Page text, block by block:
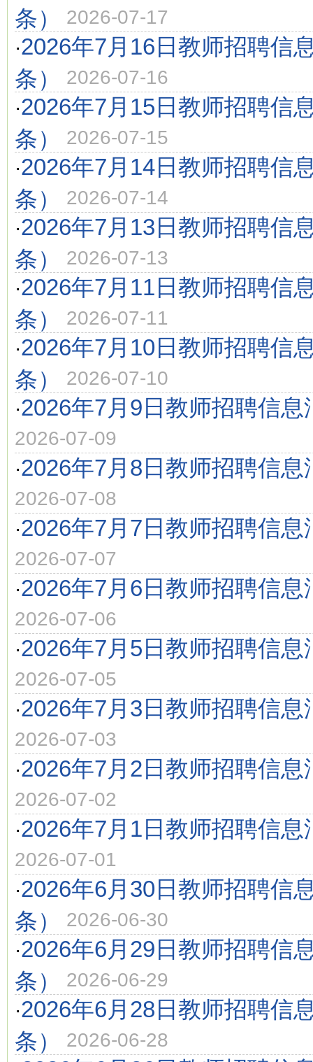
条）
2026-07-17
·2026年7月16日教师招聘信
条）
2026-07-16
·2026年7月15日教师招聘信
条）
2026-07-15
·2026年7月14日教师招聘信
条）
2026-07-14
·2026年7月13日教师招聘信
条）
2026-07-13
·2026年7月11日教师招聘信
条）
2026-07-11
·2026年7月10日教师招聘信
条）
2026-07-10
·2026年7月9日教师招聘信息
2026-07-09
·2026年7月8日教师招聘信息
2026-07-08
·2026年7月7日教师招聘信息
2026-07-07
·2026年7月6日教师招聘信息
2026-07-06
·2026年7月5日教师招聘信息
2026-07-05
·2026年7月3日教师招聘信息
2026-07-03
·2026年7月2日教师招聘信息
2026-07-02
·2026年7月1日教师招聘信息
2026-07-01
·2026年6月30日教师招聘信
条）
2026-06-30
·2026年6月29日教师招聘信
条）
2026-06-29
·2026年6月28日教师招聘信
条）
2026-06-28